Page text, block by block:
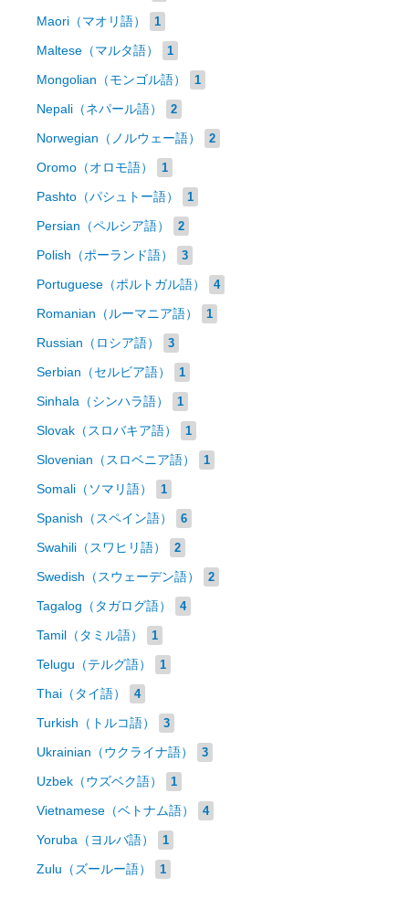
Maori（マオリ語） 1
Maltese（マルタ語） 1
Mongolian（モンゴル語） 1
Nepali（ネパール語） 2
Norwegian（ノルウェー語） 2
Oromo（オロモ語） 1
Pashto（パシュトー語） 1
Persian（ペルシア語） 2
Polish（ポーランド語） 3
Portuguese（ポルトガル語） 4
Romanian（ルーマニア語） 1
Russian（ロシア語） 3
Serbian（セルビア語） 1
Sinhala（シンハラ語） 1
Slovak（スロバキア語） 1
Slovenian（スロベニア語） 1
Somali（ソマリ語） 1
Spanish（スペイン語） 6
Swahili（スワヒリ語） 2
Swedish（スウェーデン語） 2
Tagalog（タガログ語） 4
Tamil（タミル語） 1
Telugu（テルグ語） 1
Thai（タイ語） 4
Turkish（トルコ語） 3
Ukrainian（ウクライナ語） 3
Uzbek（ウズベク語） 1
Vietnamese（ベトナム語） 4
Yoruba（ヨルバ語） 1
Zulu（ズールー語） 1